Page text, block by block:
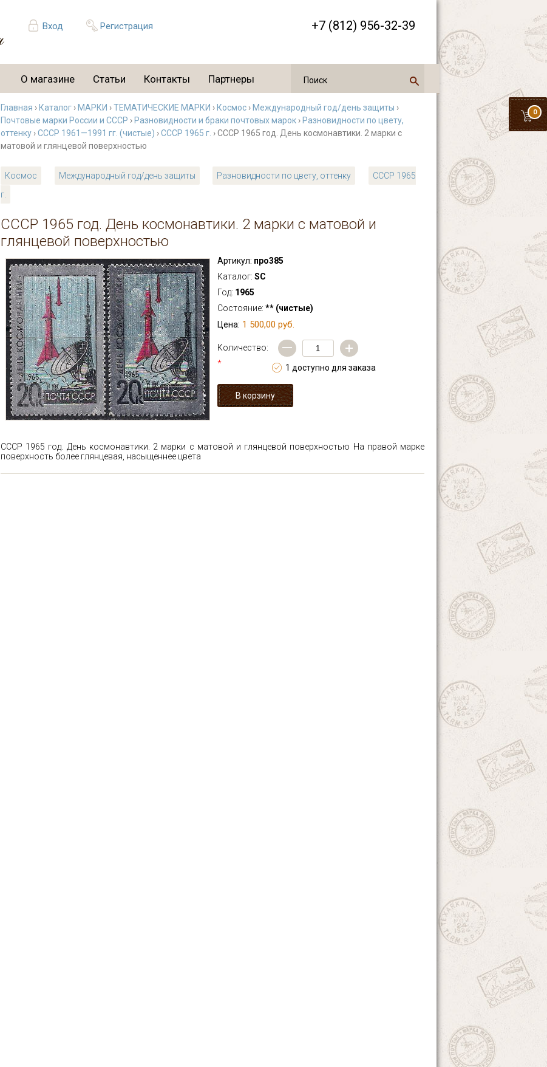
Вход Регистрация +7 (812) 956-32-39
0
О магазине Статьи Контакты Партнеры
Главная › Каталог › МАРКИ ›ТЕМАТИЧЕСКИЕ МАРКИ › Космос › Международный год/день защиты ›
Почтовые марки России и СССР › Разновидности и браки почтовых марок › Разновидности по цвету,
оттенку ›СССР 1961—1991 гг. (чистые) ›СССР 1965 г. › СССР 1965 год. День космонавтики. 2 марки с
матовой и глянцевой поверхностью
Космос Международный год/день защиты Разновидности по цвету, оттенку
СССР 1965
г.
СССР 1965 год. День космонавтики. 2 марки с матовой и
глянцевой поверхностью
Артикул: про385
Каталог: SC
Год: 1965
Состояние: ** (чистые)
Цена: 1 500,00 руб.
Количество:
*
— +
1 доступно для заказа
СССР 1965 год. День космонавтики. 2 марки с матовой и глянцевой поверхностью На правой марке
поверхность более глянцевая, насыщеннее цвета